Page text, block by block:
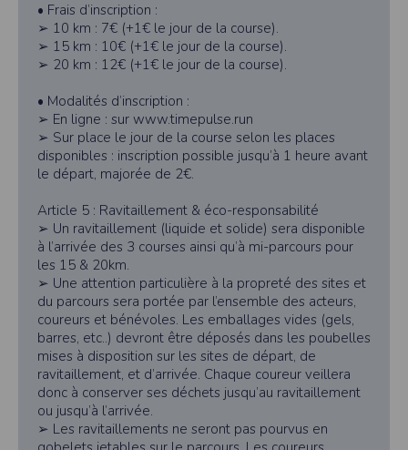
• Frais d’inscription :
➢ 10 km : 7€ (+1€ le jour de la course).
➢ 15 km : 10€ (+1€ le jour de la course).
➢ 20 km : 12€ (+1€ le jour de la course).
• Modalités d’inscription :
➢ En ligne : sur www.timepulse.run
➢ Sur place le jour de la course selon les places
disponibles : inscription possible jusqu’à 1 heure avant
le départ, majorée de 2€.
Article 5 : Ravitaillement & éco-responsabilité
➢ Un ravitaillement (liquide et solide) sera disponible
à l’arrivée des 3 courses ainsi qu’à mi-parcours pour
les 15 & 20km.
➢ Une attention particulière à la propreté des sites et
du parcours sera portée par l’ensemble des acteurs,
coureurs et bénévoles. Les emballages vides (gels,
barres, etc..) devront être déposés dans les poubelles
mises à disposition sur les sites de départ, de
ravitaillement, et d’arrivée. Chaque coureur veillera
donc à conserver ses déchets jusqu’au ravitaillement
ou jusqu’à l’arrivée.
➢ Les ravitaillements ne seront pas pourvus en
Conditions générales d'utilisation de
l'application Timepulse :
POLITIQUE DE CONFIDENTIALITÉ DE L'APPLICATION TIMEPULSE
Informations sur la localisation
Nous collectons et traitons les informations de localisation lorsque vous vous
inscrivez et utilisez les services. Conformément à notre politique de
vous n'utilisez pas l'application, mais afin de fournir des services de
synchronisation de base, il est nécessaire de suivre la localisation de votre
appareil lorsque vous utilisez l'application. Si vous souhaitez mettre fin au suivi
de la localisation de votre appareil, vous pouvez le faire à tout moment en
ajustant les paramètres de votre appareil.
Partage d'informations entre utilisateurs.
Cette application nécessite des autorisations pour l'appareil photo si
l'utilisateur souhaite télécharger une photo dans la galerie. Nous recueillons
des informations à partir des photos que vous partagez.
Cette application ne requiert pas d'informations de vos contacts.
Informations sur le paiement
Aucun paiement n'étant effectué dans l'application, aucune information sur
vos cartes de crédit ou de débit ne sera collectée.